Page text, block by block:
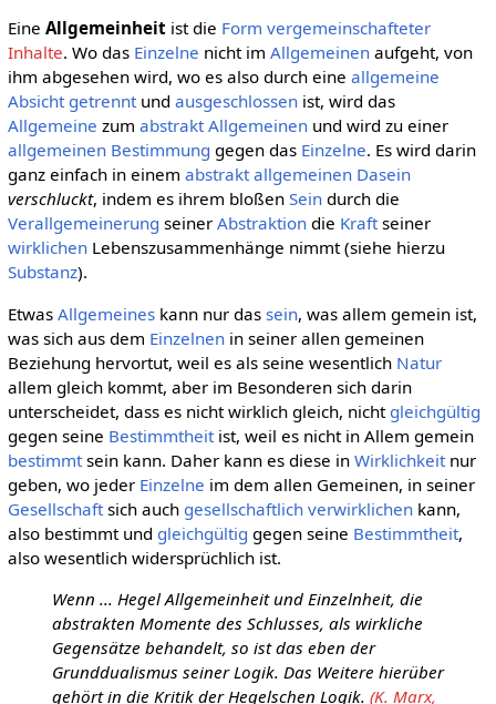
Eine Allgemeinheitist die Form vergemeinschafteter
Inhalte. Wo das Einzelne nicht im Allgemeinenaufgeht, von
ihm abgesehen wird, wo es also durch eine allgemeine
Absicht getrenntund ausgeschlossenist, wird das
Allgemeine zum abstrakt Allgemeinenund wird zu einer
allgemeinen Bestimmung gegen das Einzelne. Es wird darin
ganz einfach in einem abstrakt allgemeinen Dasein
verschluckt, indem es ihrem bloßen Seindurch die
Verallgemeinerung seiner Abstraktiondie Kraftseiner
wirklichenLebenszusammenhänge nimmt (siehe hierzu
Substanz).
Etwas Allgemeineskann nur das sein, was allem gemein ist,
was sich aus dem Einzelnenin seiner allen gemeinen
Beziehung hervortut, weil es als seine wesentlich Natur
allem gleich kommt, aber im Besonderen sich darin
unterscheidet, dass es nicht wirklich gleich, nicht gleichgültig
gegen seine Bestimmtheitist, weil es nicht in Allem gemein
bestimmtsein kann. Daher kann es diese in Wirklichkeitnur
geben, wo jeder Einzelne im dem allen Gemeinen, in seiner
Gesellschaftsich auch gesellschaftlich verwirklichenkann,
also bestimmt und gleichgültig gegen seine Bestimmtheit,
also wesentlich widersprüchlich ist.
Wenn ... Hegel Allgemeinheit und Einzelnheit, die
abstrakten Momente des Schlusses, als wirkliche
Gegensätze behandelt, so ist das eben der
Grunddualismus seiner Logik. Das Weitere hierüber
gehört in die Kritik der Hegelschen Logik. (K. Marx,